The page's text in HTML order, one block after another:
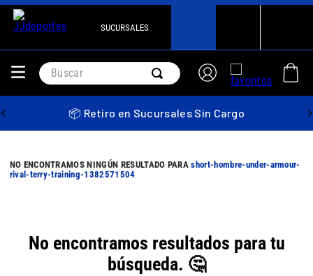
SUCURSALES
Buscar
📦 Retiro en Sucursales Sin Cargo
short-hombre-under-armour-
rival-terry-training-1382571504
No encontramos resultados para tu
búsqueda. 🤔